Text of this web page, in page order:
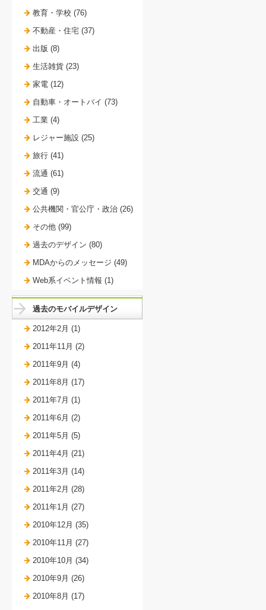
教育・学校 (76)
不動産・住宅 (37)
出版 (8)
生活雑貨 (23)
家電 (12)
自動車・オートバイ (73)
工業 (4)
レジャー施設 (25)
旅行 (41)
流通 (61)
交通 (9)
公共機関・官公庁・政治 (26)
その他 (99)
過去のデザイン (80)
MDAからのメッセージ (49)
Web系イベント情報 (1)
過去のモバイルデザイン
2012年2月 (1)
2011年11月 (2)
2011年9月 (4)
2011年8月 (17)
2011年7月 (1)
2011年6月 (2)
2011年5月 (5)
2011年4月 (21)
2011年3月 (14)
2011年2月 (28)
2011年1月 (27)
2010年12月 (35)
2010年11月 (27)
2010年10月 (34)
2010年9月 (26)
2010年8月 (17)